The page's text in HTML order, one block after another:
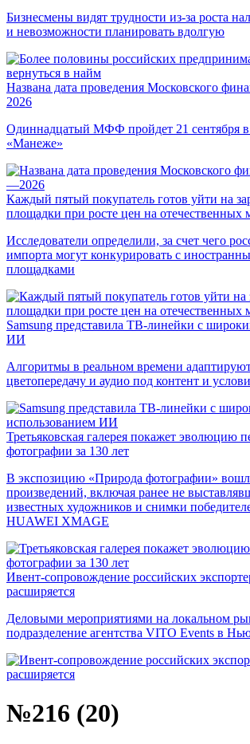
Бизнесмены видят трудности из-за роста
и невозможности планировать вдолгую
Названа дата проведения Московского
2026
Одиннадцатый МФФ пройдет 21 сентября в
«Манеже»
Каждый пятый покупатель готов уйти на
площадки при росте цен на отечественных
Исследователи определили, за счет чего
импорта могут конкурировать с
площадками
Samsung представила ТВ-линейки с
ИИ
Алгоритмы в реальном времени адаптируют
цветопередачу и аудио под контент и
Третьяковская галерея покажет эволюцию
фотографии за 130 лет
В экспозицию «Природа фотографии»
произведений, включая ранее не
известных художников и снимки
HUAWEI XMAGE
Ивент-сопровождение российских
расширяется
Деловыми мероприятиями на локальном
подразделение агентства VITO Events в
№216 (20)